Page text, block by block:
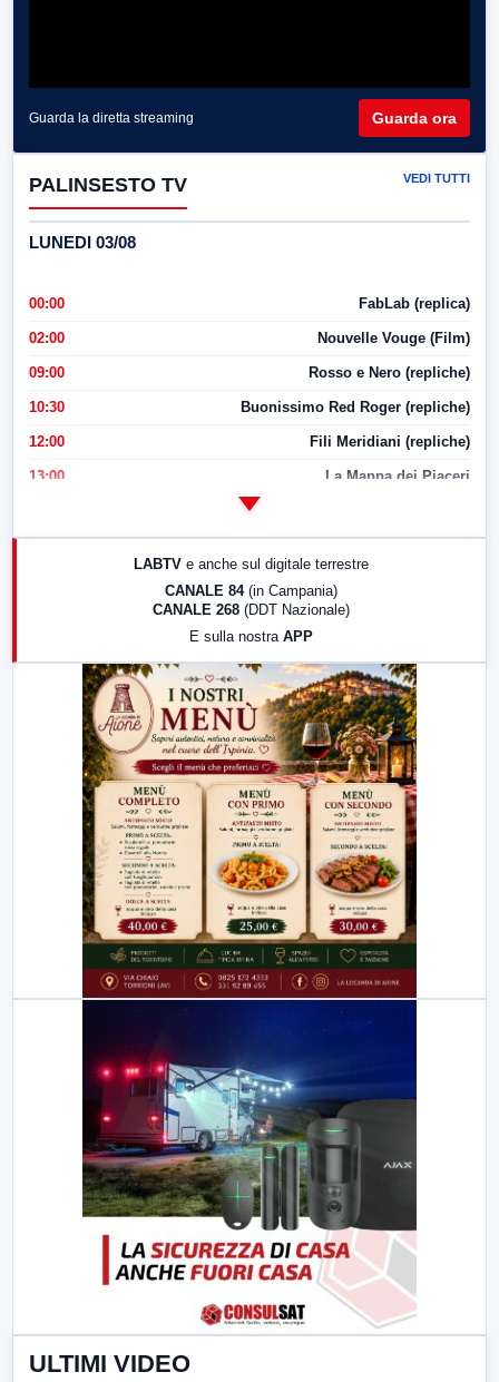
Guarda la diretta streaming Guarda ora
PALINSESTO TV VEDI TUTTI
LUNEDI 03/08
00:00 FabLab (replica)
02:00 Nouvelle Vouge (Film)
09:00 Rosso e Nero (repliche)
10:30 Buonissimo Red Roger (repliche)
12:00 Fili Meridiani (repliche)
13:00 La Mappa dei Piaceri
LabNews (replica)
LABTV e anche sul digitale terrestre
CANALE 84 (in Campania)
CANALE 268 (DDT Nazionale)
E sulla nostra APP
ULTIMI VIDEO